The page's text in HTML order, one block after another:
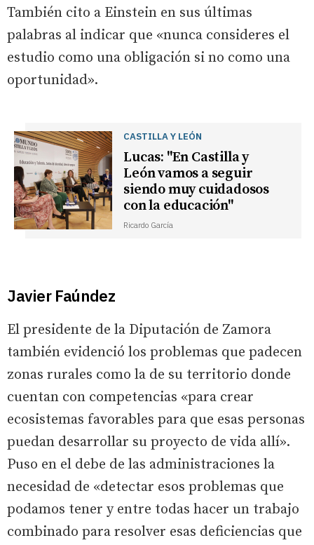
También cito a Einstein en sus últimas
palabras al indicar que «nunca consideres el
estudio como una obligación si no como una
oportunidad».
CASTILLA Y LEÓN
Lucas: "En Castilla y
León vamos a seguir
siendo muy cuidadosos
con la educación"
Ricardo García
Javier Faúndez
El presidente de la Diputación de Zamora
también evidenció los problemas que padecen
zonas rurales como la de su territorio donde
cuentan con competencias «para crear
ecosistemas favorables para que esas personas
puedan desarrollar su proyecto de vida allí».
Puso en el debe de las administraciones la
necesidad de «detectar esos problemas que
podamos tener y entre todas hacer un trabajo
combinado para resolver esas deficiencias que